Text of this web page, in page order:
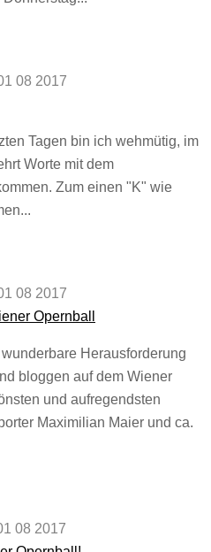
08 2017
Tagen bin ich wehmütig, im
Worte mit dem
Zum einen "K" wie
08 2017
Opernball
Herausforderung
bloggen auf dem Wiener
und aufregendsten
Maximilian Maier und ca.
08 2017